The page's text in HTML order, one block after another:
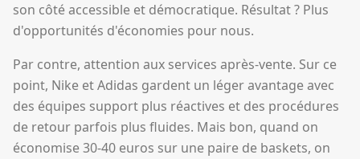
son côté accessible et démocratique. Résultat ? Plus
d'opportunités d'économies pour nous.
Par contre, attention aux services après-vente. Sur ce
point, Nike et Adidas gardent un léger avantage avec
des équipes support plus réactives et des procédures
de retour parfois plus fluides. Mais bon, quand on
économise 30-40 euros sur une paire de baskets, on